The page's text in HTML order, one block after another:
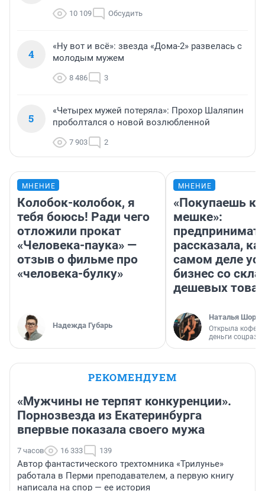
10 109 Обсудить
4
«Ну вот и всё»: звезда «Дома-2» развелась с
молодым мужем
8 486 3
5
«Четырех мужей потеряла»: Прохор Шаляпин
проболтался о новой возлюбленной
7 903 2
МНЕНИЕ
Колобок-колобок, я
тебя боюсь! Ради чего
отложили прокат
«Человека-паука» —
отзыв о фильме про
«человека-булку»
Надежда Губарь
МНЕНИЕ
«Покупаешь
мешке»:
рассказала,
самом деле
бизнес со
дешевых
Наталья
Открыла
деньги
РЕКОМЕНДУЕМ
«Мужчины не терпят конкуренции».
Порнозвезда из Екатеринбурга
впервые показала своего мужа
7 часов 16 333 139
Автор фантастического трехтомника «Трилунье»
работала в Перми преподавателем, а первую книгу
написала на спор — ее история